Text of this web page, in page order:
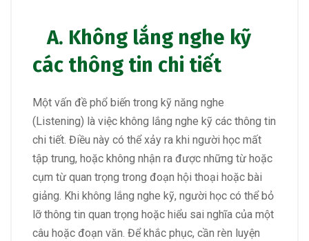
A. Không lắng nghe kỹ
các thông tin chi tiết
Một vấn đề phổ biến trong kỹ năng nghe
(Listening) là việc không lắng nghe kỹ các thông tin
chi tiết. Điều này có thể xảy ra khi người học mất
tập trung, hoặc không nhận ra được những từ hoặc
cụm từ quan trọng trong đoạn hội thoại hoặc bài
giảng. Khi không lắng nghe kỹ, người học có thể bỏ
lỡ thông tin quan trọng hoặc hiểu sai nghĩa của một
câu hoặc đoạn văn. Để khắc phục, cần rèn luyện